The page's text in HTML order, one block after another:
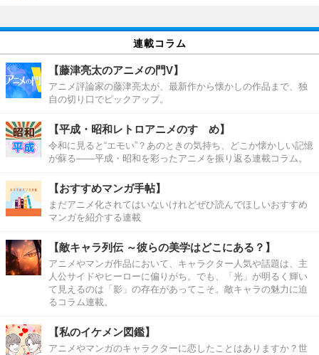
連載コラム
【藤津亮太のアニメの門V】
アニメ評論家の藤津亮太が、最新作から懐かしの作品まで、独
自の切り口でピックアップ。
【平成・昭和レトロアニメのすゝめ】
令和に見ると“エモい”？あのときの気持ち、どこか懐かしい記憶
が蘇る――平成・昭和を彩ったアニメを振り返る連載コラム。
【おすすめマンガ手帖】
まだアニメ化されてはいないけれどぜひ読んでほしいおすすめ
マンガを紹介する連載
【敵キャラ列伝 ～彼らの美学はどこにある？】
アニメやマンガ作品において、キャラクター人気や話題は、主
人公サイドやヒーローに偏りがち。でも、「光」が明るく輝い
て見えるのは「影」の存在があってこそ。敵キャラの魅力に迫
るコラム連載。
【私のイケメン図鑑】
アニメやマンガのキャラクターに恋したことはありますか？世